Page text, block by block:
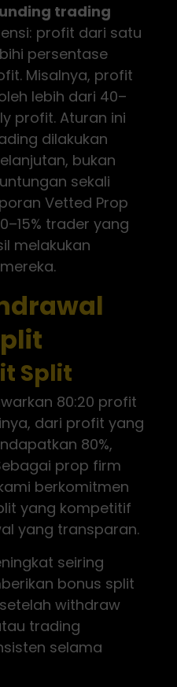
trading
profit dari satu
persentase
Misalnya, profit
lebih dari 40–
profit. Aturan ini
dilakukan
bukan
sekali
Vetted Prop
trader yang
melakukan
Split
80:20 profit
dari profit yang
80%,
prop firm
berkomitmen
yang kompetitif
yang transparan.
seiring
bonus split
withdraw
trading
selama